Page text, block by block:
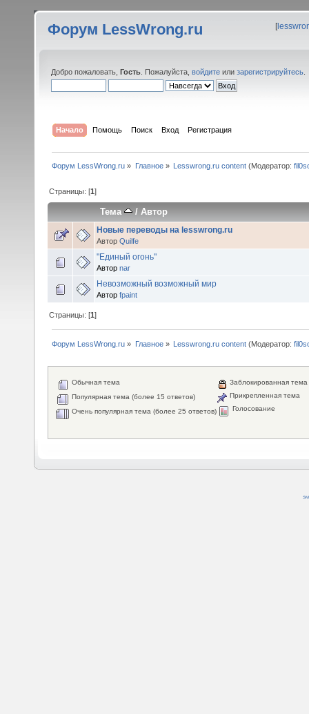
Форум LessWrong.ru [
Добро пожаловать, Гость . Пожалуйста, войдите или зарегистрируйтесь
Начало Помощь Поиск Вход Регистрация
Форум LessWrong.ru » Главное» Lesswrong.ru content(Модератор:
Страницы: [1]
Тема /Автор
Новые переводы на lesswrong.ru
Автор Quilfe
"Единый огонь"
Автор nar
Невозможный возможный мир
Автор fpaint
Страницы: [1]
Форум LessWrong.ru » Главное» Lesswrong.ru content(Модератор:
Обычная тема
Популярная тема (более 15 ответов)
Очень популярная тема (более 25 ответов)
Заблокированная тема
Прикрепленная тема
Голосование